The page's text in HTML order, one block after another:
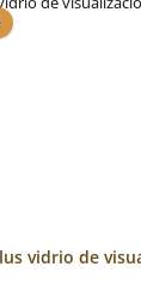
vidrio de